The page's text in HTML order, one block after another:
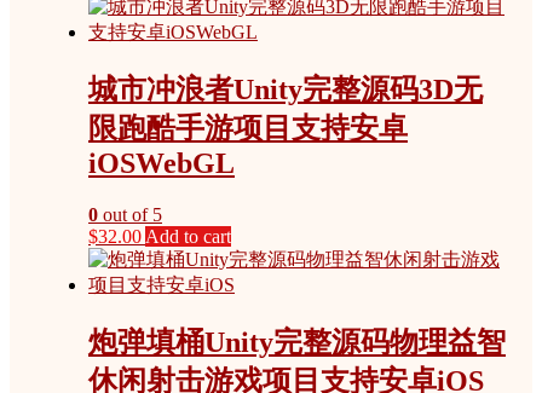
城市冲浪者Unity完整源码3D无
限跑酷手游项目支持安卓
iOSWebGL
0 out of 5
$32.00 Add to cart
炮弹填桶Unity完整源码物理益智
休闲射击游戏项目支持安卓iOS